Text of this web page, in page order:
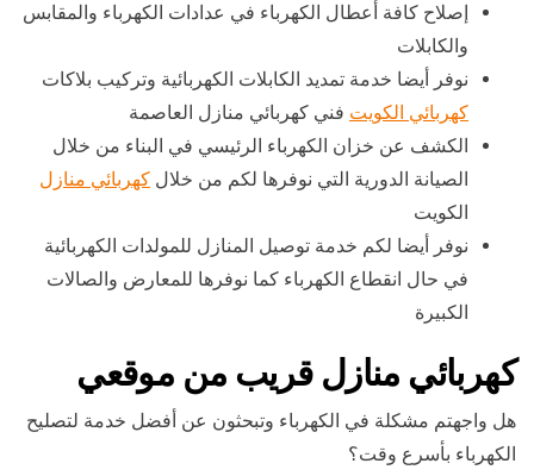
إصلاح كافة أعطال الكهرباء في عدادات الكهرباء والمقابس
والكابلات
نوفر أيضا خدمة تمديد الكابلات الكهربائية وتركيب بلاكات
كهربائي الكويت فني كهربائي منازل العاصمة
الكشف عن خزان الكهرباء الرئيسي في البناء من خلال
الصيانة الدورية التي نوفرها لكم من خلال كهربائي منازل
الكويت
نوفر أيضا لكم خدمة توصيل المنازل للمولدات الكهربائية
في حال انقطاع الكهرباء كما نوفرها للمعارض والصالات
الكبيرة
كهربائي منازل قريب من موقعي
هل واجهتم مشكلة في الكهرباء وتبحثون عن أفضل خدمة لتصليح
الكهرباء بأسرع وقت؟